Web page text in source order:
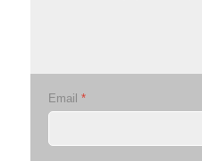
Email *